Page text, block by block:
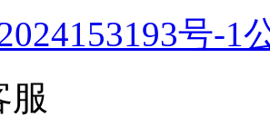
号-1
服